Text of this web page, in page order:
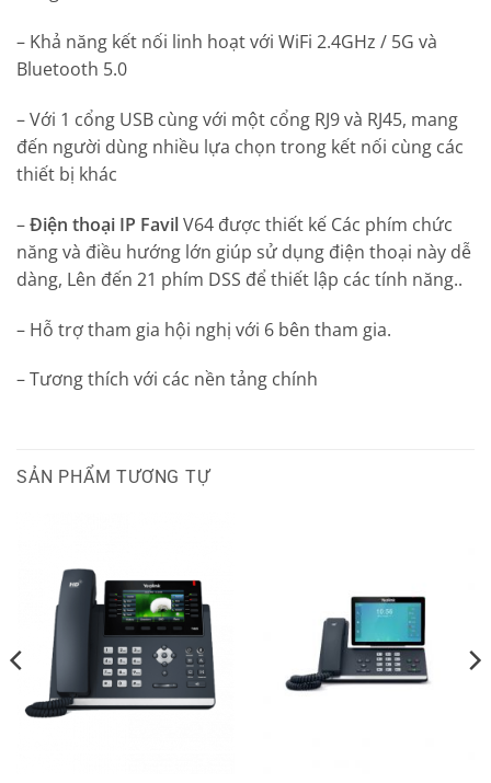
– Khả năng kết nối linh hoạt với WiFi 2.4GHz / 5G và
Bluetooth 5.0
– Với 1 cổng USB cùng với một cổng RJ9 và RJ45, mang
đến người dùng nhiều lựa chọn trong kết nối cùng các
thiết bị khác
–Điện thoại IP FavilV64 được thiết kế Các phím chức
năng và điều hướng lớn giúp sử dụng điện thoại này dễ
dàng, Lên đến 21 phím DSS để thiết lập các tính năng..
– Hỗ trợ tham gia hội nghị với 6 bên tham gia.
– Tương thích với các nền tảng chính
SẢN PHẨM TƯƠNG TỰ